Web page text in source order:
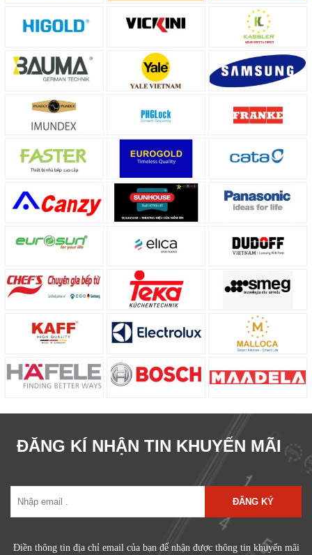
ĐĂNG KÍ NHẬN TIN KHUYẾN MÃI
ĐĂNG KÝ
Điền thông tin địa chỉ email của bạn để nhận được thông tin khuyến mãi